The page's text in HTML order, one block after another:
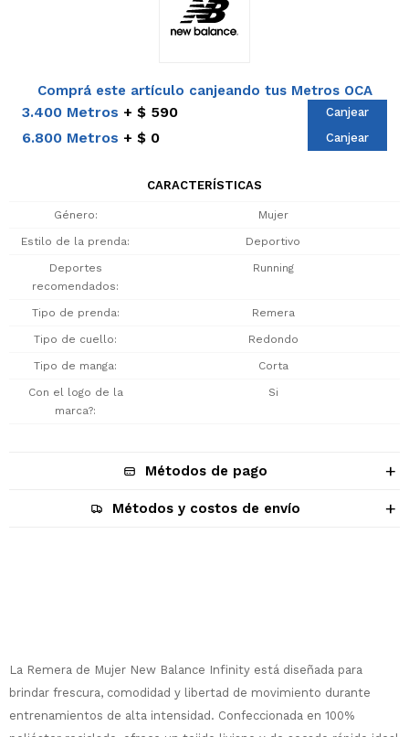
Comprá este artículo canjeando tus Metros OCA
3.400 Metros $ 590 Canjear
6.800 Metros $ 0 Canjear
CARACTERÍSTICAS
Género Mujer
Estilo de la prenda Deportivo
Deportes
recomendados
Running
Tipo de prenda Remera
Tipo de cuello Redondo
Tipo de manga Corta
Con el logo de la
marca?
Si
Métodos de pago
Métodos y costos de envío
La Remera de Mujer New Balance Infinity está diseñada para
brindar frescura, comodidad y libertad de movimiento durante
entrenamientos de alta intensidad. Confeccionada en 100%
¡Sumate a la forma más ágil de
Comprá en 3 cuotas sin recargo o hasta